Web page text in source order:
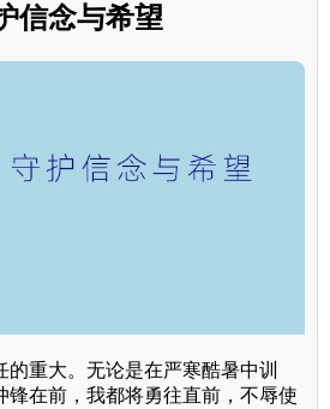
信念与希望
重大。无论是在严寒酷暑中训
锋在前，我都将勇往直前，不辱使